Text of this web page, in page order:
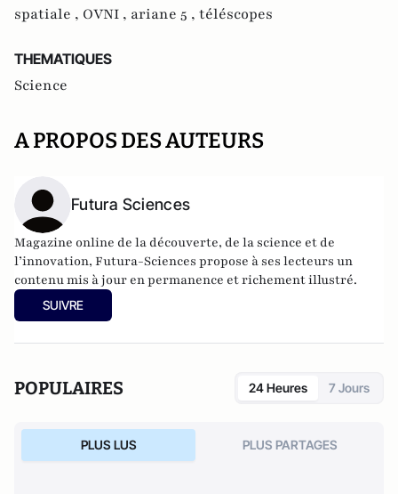
spatiale , OVNI , ariane 5 , téléscopes
THEMATIQUES
Science
A PROPOS DES AUTEURS
Futura Sciences
Magazine online de la découverte, de la science et de
l’innovation, Futura-Sciences propose à ses lecteurs un
contenu mis à jour en permanence et richement illustré.
SUIVRE
POPULAIRES 24 Heures 7 Jours
PLUS LUS PLUS PARTAGES